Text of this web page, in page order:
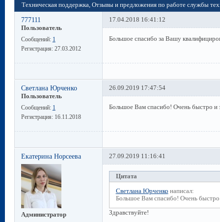
Техническая поддержка, Отзывы и предложения по работе службы
777111
Пользователь
Сообщений: 1
Регистрация: 27.03.2012
17.04.2018 16:41:12
Большое спасибо за Вашу
Светлана Юрченко
Пользователь
Сообщений: 1
Регистрация: 16.11.2018
26.09.2019 17:47:54
Большое Вам спасибо! Очень быстро и
Екатерина Норсеева
Администратор
27.09.2019 11:16:41
Цитата
Светлана Юрченко написал:
Большое Вам спасибо! Очень
Здравствуйте!